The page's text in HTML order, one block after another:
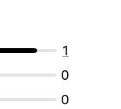
1
0
0